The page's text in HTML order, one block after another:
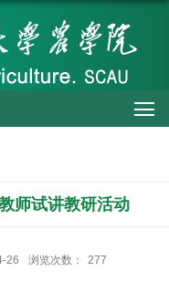
师试讲教研活动
26 浏览次数： 277